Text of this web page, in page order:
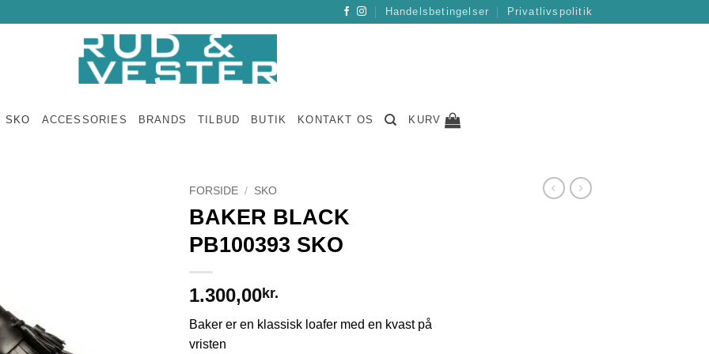
Handelsbetingelser Privatlivspolitik
SKO ACCESSORIES BRANDS TILBUD BUTIK KONTAKT OS KURV
FORSIDE / SKO
BAKER BLACK
PB100393 SKO
1.300,00kr.
Baker er en klassisk loafer med en kvast på
vristen